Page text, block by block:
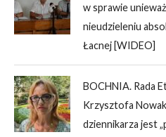
w sprawie
nieudzieleniu
Łacnej [WIDEO]
BOCHNIA. Rada
Krzysztofa
dziennikarza jest